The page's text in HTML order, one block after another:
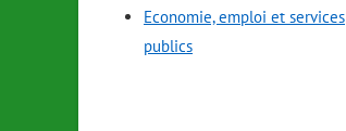
Economie, emploi et services
publics